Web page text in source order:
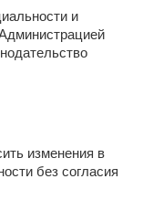
и
изменения в
без согласия